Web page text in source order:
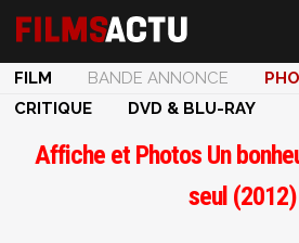
FILM BANDE ANNONCE
CRITIQUE
DVD & BLU-RAY
Affiche et Photos Un
seul (2012)